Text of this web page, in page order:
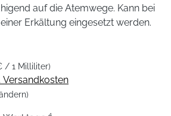
auf die Atemwege. Kann bei
Erkältung eingesetzt werden.
/ 1 Milliliter)
Versandkosten